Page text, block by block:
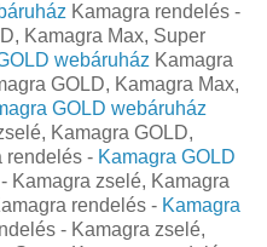
Kamagra rendelés -
Kamagra Max, Super
webáruház Kamagra
GOLD, Kamagra Max,
GOLD webáruház
Kamagra GOLD,
rendelés - Kamagra GOLD
Kamagra zselé, Kamagra
rendelés - Kamagra
- Kamagra zselé,